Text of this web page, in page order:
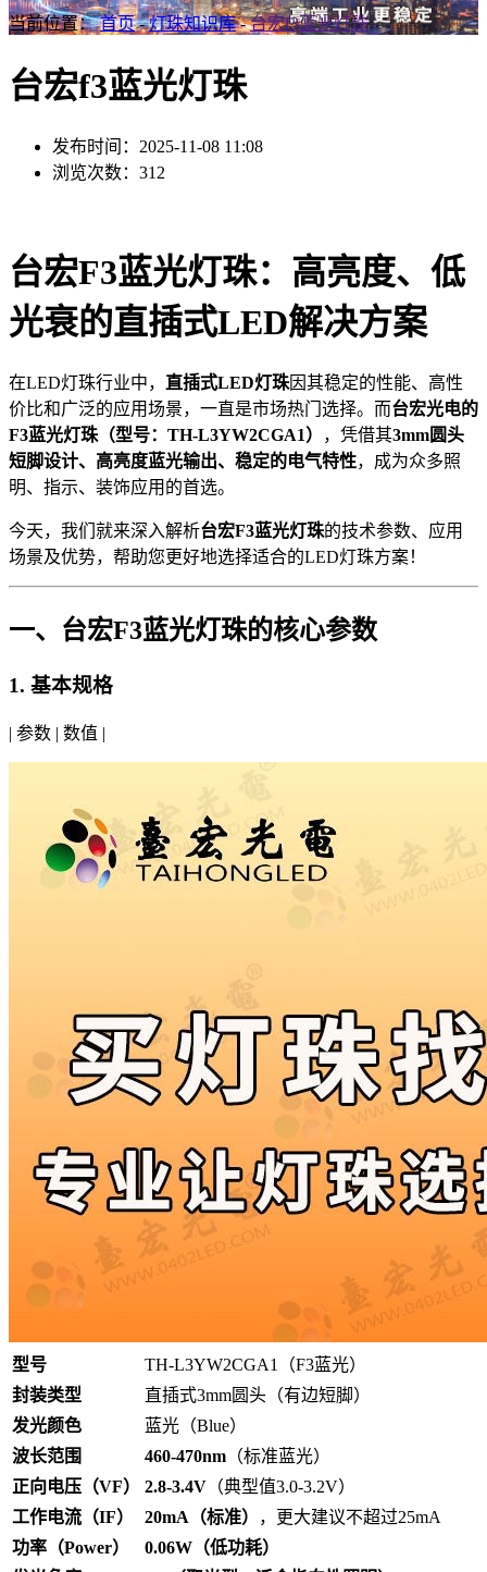
当前位置：首页-灯珠知识库-台宏f3蓝光灯珠
台宏f3蓝光灯珠
发布时间：2025-11-08 11:08
浏览次数：312
台宏F3蓝光灯珠：高亮度、低
光衰的直插式LED解决方案
在LED灯珠行业中， 直插式LED灯珠因其稳定的性能、高性
价比和广泛的应用场景，一直是市场热门选择。而台宏光电的
F3蓝光灯珠（型号：TH-L3YW2CGA1）
，凭借其3mm圆头
短脚设计、高亮度蓝光输出、稳定的电气特性，成为众多照
明、指示、装饰应用的首选。
今天，我们就来深入解析台宏F3蓝光灯珠的技术参数、应用
场景及优势，帮助您更好地选择适合的LED灯珠方案！
一、台宏F3蓝光灯珠的核心参数
1. 基本规格
| 参数 | 数值 |
型号
TH-L3YW2CGA1（F3蓝光）
封装类型
直插式3mm圆头（有边短脚）
发光颜色
蓝光（Blue）
波长范围
460-470nm （标准蓝光）
正向电压（VF）
2.8-3.4V （典型值3.0-3.2V）
工作电流（IF）
20mA（标准）
，更大建议不超过25mA
功率（Power）
0.06W（低功耗）